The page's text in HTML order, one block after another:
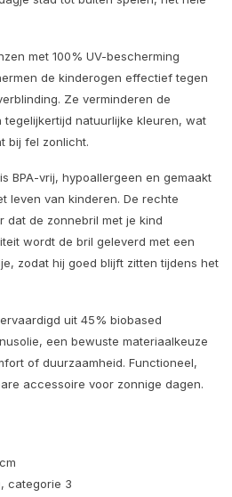
met 100% UV-bescherming
de kinderogen effectief tegen
Ze verminderen de
natuurlijke kleuren, wat
bij fel zonlicht.
BPA-vrij, hypoallergeen en gemaakt
leven van kinderen. De rechte
dat de zonnebril met je kind
wordt de bril geleverd met een
zodat hij goed blijft zitten tijdens het
uit 45% biobased
een bewuste materiaalkeuze
of duurzaamheid. Functioneel,
accessoire voor zonnige dagen.
categorie 3